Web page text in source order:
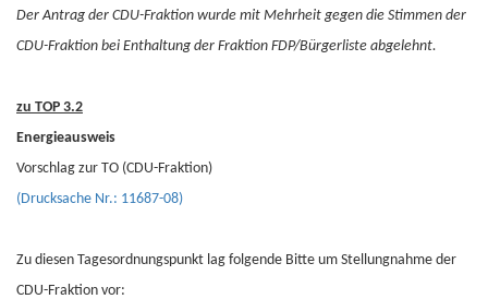
Der Antrag der CDU-Fraktion wurde mit Mehrheit gegen die Stimmen der
CDU-Fraktion bei Enthaltung der Fraktion FDP/Bürgerliste abgelehnt.
zu TOP 3.2
Energieausweis
Vorschlag zur TO (CDU-Fraktion)
(Drucksache Nr.: 11687-08)
Zu diesen Tagesordnungspunkt lag folgende Bitte um Stellungnahme der
CDU-Fraktion vor: